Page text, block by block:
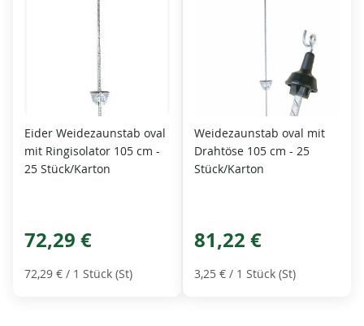
Eider Weidezaunstab oval
mit Ringisolator 105 cm -
25 Stück/Karton
72,29 €
72,29 € / 1 Stück (St)
Weidezaunstab oval mit
Drahtöse 105 cm - 25
Stück/Karton
81,22 €
3,25 € / 1 Stück (St)